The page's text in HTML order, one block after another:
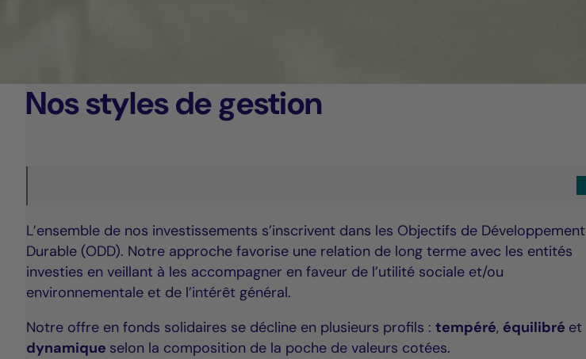
Nos styles de gestion
L’ensemble de nos investissements s’inscrivent dans les Objectifs de Développement
Durable (ODD). Notre approche favorise une relation de long terme avec les entités
investies en veillant à les accompagner en faveur de l’utilité sociale et/ou
environnementale et de l’intérêt général.
Notre offre en fonds solidaires se décline en plusieurs profils : tempéré, équilibré et
dynamique selon la composition de la poche de valeurs cotées.